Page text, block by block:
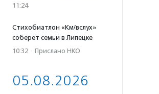
11:24
Стихобиатлон «Км/вслух»
соберет семьи в Липецке
10:32 · Прислано НКО
05.08.2026